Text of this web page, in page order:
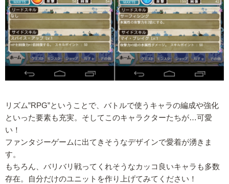
リズム”RPG”ということで、バトルで使うキャラの編成や強化
といった要素も充実。そしてこのキャラクターたちが…可愛
い！
ファンタジーゲームに出てきそうなデザインで愛着が湧きま
す。
もちろん、バリバリ戦ってくれそうなカッコ良いキャラも多数
存在。自分だけのユニットを作り上げてみてください！